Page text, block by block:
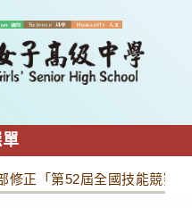
修正「第52屆全國技能競賽